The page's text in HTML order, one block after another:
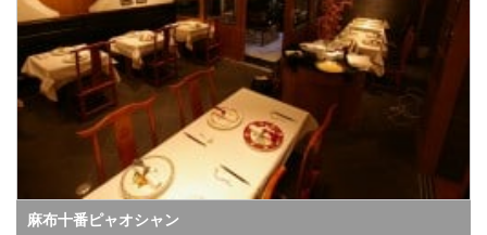
麻布十番ピャオシャン